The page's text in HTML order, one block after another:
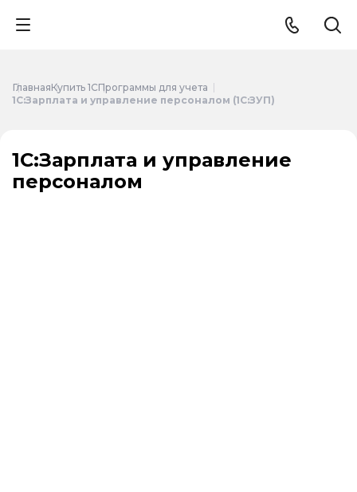
ГлавнаяКупить 1СПрограммы для учета
1С:Зарплата и управление персоналом (1С:ЗУП)
1С:Зарплата и управление
персоналом